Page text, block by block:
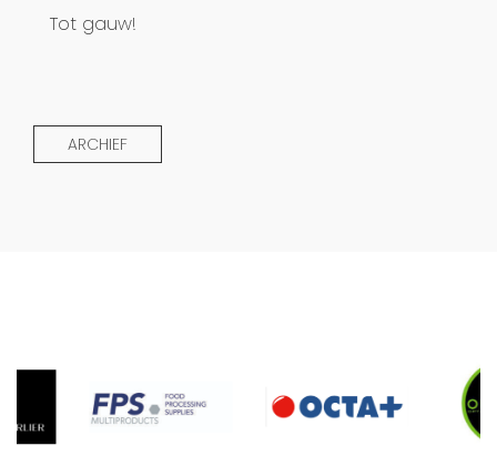
Tot gauw!
ARCHIEF